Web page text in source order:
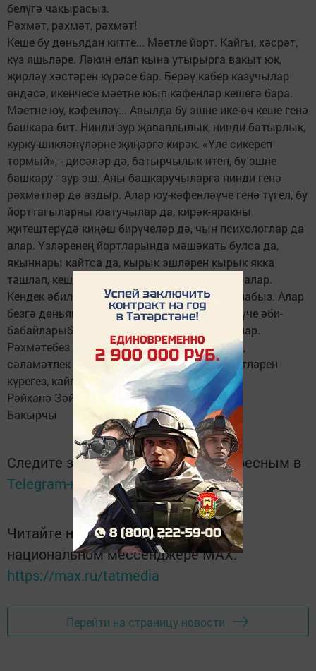
белүгә чакырасыз.
Рәхмәт, рәхмәт, рәхмәт!
Кеше бу дөньядан китте... Мәетле йорт. Кайгы, хәсрәт,
күз яшьләре. Ләкин елап кына утырырга вакыт юк,
җирләү хәстәрен күрәсе бар. Берәү кабер казучылар
өндәсә, икенчесе мәетне юып кәфенләр кешегә бара.
Мәетне юу, кәфенләү... Авылда бу эшне ике-өч кеше генә
башкара бит. Нинди зур җаваплылык, нинди батырлык,
курку-шикләнүләрне җиңәргә кирәк. «Үле сикереп
тормый», - дисәләр дә, батырчылык итеп, бу эшне
башкару - зур эш. Аны башкаручыларга нинди генә
рәхмәтләр дә аздыр. Алар юу-кәфенләүче генә түгел, бу
йорттагыларны юатучылар да, кирәк-яракны
җитештерүдә киңәш бирүчеләр дә, чын психологлар да
алар. Үзләренең йортларында мәшәкать булса да,
якыннары кайтса да, кырык эшләрен кырык якка
ташлап, кешегә ярдәмгә, гозерне үтәргә баралар.
Кендек әбиләребезгә рәхмәт укып, дога кылабыз. Алар
безгә дөнья­га килүгә булышса, юу-кәфенләүче әби-
бабайларыбыз, пакъләп, соңгы юлга озаталар.
Рәхмәтебез чиксез сезгә, Ходай озын гомер,
сәламәтлек бирсен. Дөнья һәм ахирәт рәхәтләрен
күрегез, кайгысыз яшәргә насыйп булсын.
Рәйханә Зәйнуллина,
Бакырчы
Следите за самым важным и интересным в
Telegram-каналеТатмедиа
Читайте новости Татарстана в
национальном мессенджере MАХ:
https://max.ru/tatmedia
Перейти на страницу новости